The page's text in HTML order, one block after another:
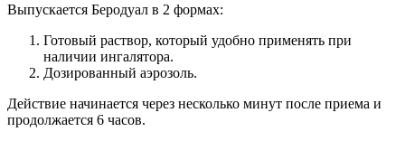
Выпускается Беродуал в 2 формах:
Готовый раствор, который удобно применять при
наличии ингалятора.
Дозированный аэрозоль.
Действие начинается через несколько минут после приема и
продолжается 6 часов.